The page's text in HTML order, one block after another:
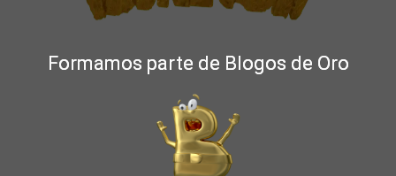
Formamos parte de Blogos de Oro